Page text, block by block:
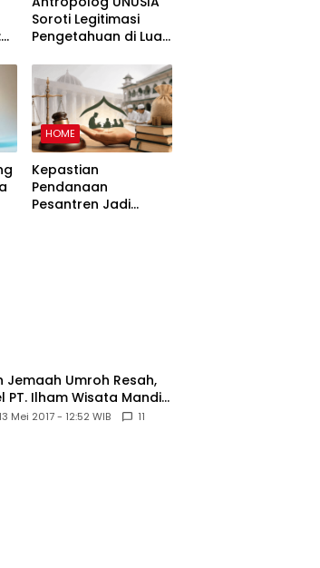
Soroti Legitimasi
Pengetahuan di Luar
Pentingnya Ruang
Refleksi
HOME
Kepastian
Pendanaan
Pesantren Jadi
Jemaah Umroh Resah,
PT. Ilham Wisata Mandiri
Tipu Hingga Ratusan
Mei 2017 - 12:52 WIB 11